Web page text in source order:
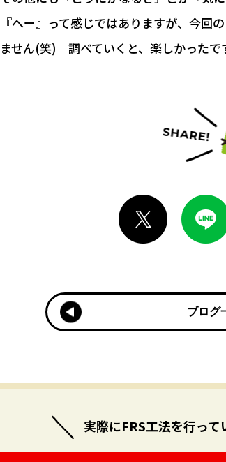
『へー』って感じではありますが、今回
ません(笑) 調べていくと、楽しかったで
ブログ
ブログ
実際にFRS工法を行って